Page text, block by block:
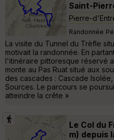
Saint-
Pierre-
Randonnée
La visite du Tunnel du Trèfle
motivait la randonnée. En
l'itinéraire pittoresque réservé
monte au Pas Ruat situé aux
des cascades : Cascade
Sources. Le parcours se
atteindre la crête »
Le Col du
m) depuis